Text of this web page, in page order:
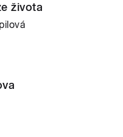
života